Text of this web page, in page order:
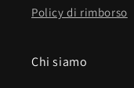
Policy di rimborso
Chi siamo